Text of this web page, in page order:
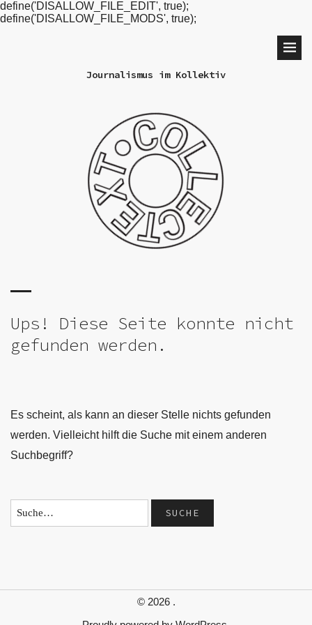
define('DISALLOW_FILE_EDIT', true);
define('DISALLOW_FILE_MODS', true);
Journalismus im Kollektiv
Ups! Diese Seite konnte nicht
gefunden werden.
Es scheint, als kann an dieser Stelle nichts gefunden
werden. Vielleicht hilft die Suche mit einem anderen
Suchbegriff?
© 2026 .